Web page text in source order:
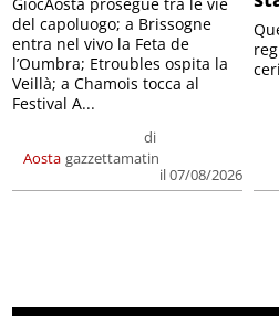
Aosta
di
gazzettamatin
il 07/08/2026
del capoluogo; a Brissogne
entra nel vivo la Feta de
l’Oumbra; Etroubles ospita la
Veillà; a Chamois tocca al
Festival A...